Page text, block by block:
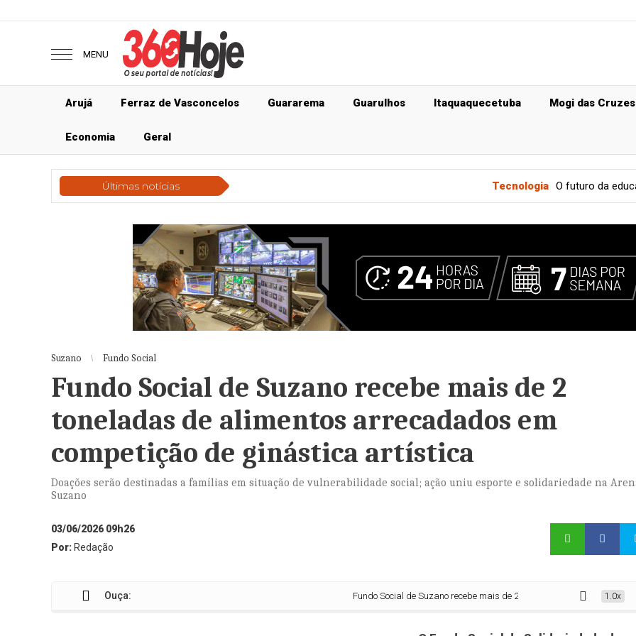
MENU
Arujá Ferraz de Vasconcelos Guararema Guarulhos Itaquaquecetuba Mogi das Cruzes
Economia Geral
Últimas notícias Tecnologia O futuro da educação
Suzano Fundo Social
Fundo Social de Suzano recebe mais de 2
toneladas de alimentos arrecadados em
competição de ginástica artística
Doações serão destinadas a famílias em situação de vulnerabilidade social; ação uniu esporte e solidariedade na
Suzano
03/06/2026 09h26
Por: Redação
Ouça: Fundo Social de Suzano recebe mais de 2 toneladas de alimentos 1.0x